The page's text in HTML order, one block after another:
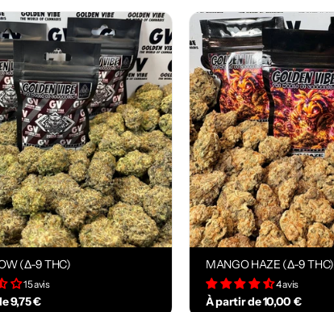
(Δ-9 THC)
15 avis
9,75 €
MANGO HAZE (Δ-9 THC)
4 avis
À partir de 10,00 €